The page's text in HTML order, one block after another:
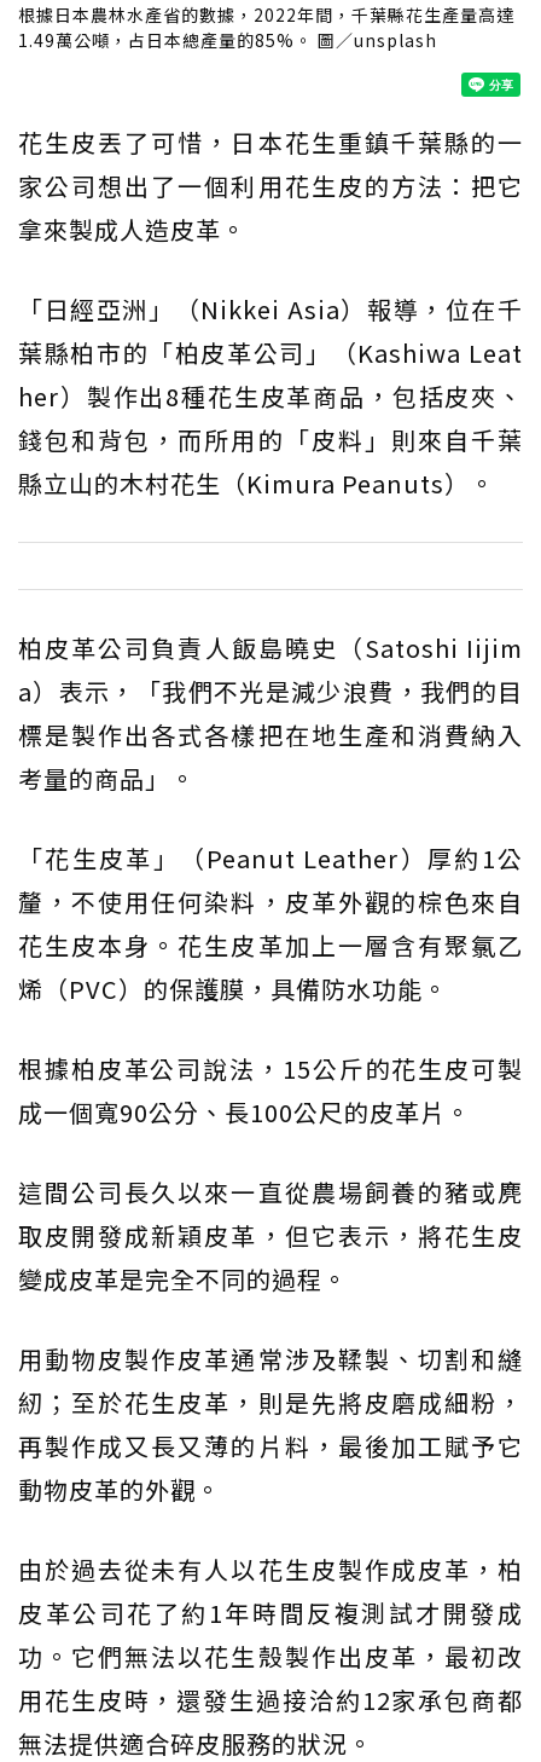
根據日本農林水產省的數據，2022年間，千葉縣花生產量高達
1.49萬公噸，占日本總產量的85%。 圖／unsplash
花生皮丟了可惜，日本花生重鎮千葉縣的一
家公司想出了一個利用花生皮的方法：把它
拿來製成人造皮革。
「日經亞洲」（Nikkei Asia）報導，位在千
葉縣柏市的「柏皮革公司」（Kashiwa Leat
her）製作出8種花生皮革商品，包括皮夾、
錢包和背包，而所用的「皮料」則來自千葉
縣立山的木村花生（Kimura Peanuts）。
柏皮革公司負責人飯島曉史（Satoshi Iijim
a）表示，「我們不光是減少浪費，我們的目
標是製作出各式各樣把在地生產和消費納入
考量的商品」。
「花生皮革」（Peanut Leather）厚約1公
釐，不使用任何染料，皮革外觀的棕色來自
花生皮本身。花生皮革加上一層含有聚氯乙
烯（PVC）的保護膜，具備防水功能。
根據柏皮革公司說法，15公斤的花生皮可製
成一個寬90公分、長100公尺的皮革片。
這間公司長久以來一直從農場飼養的豬或麂
取皮開發成新穎皮革，但它表示，將花生皮
變成皮革是完全不同的過程。
用動物皮製作皮革通常涉及鞣製、切割和縫
紉；至於花生皮革，則是先將皮磨成細粉，
再製作成又長又薄的片料，最後加工賦予它
動物皮革的外觀。
由於過去從未有人以花生皮製作成皮革，柏
皮革公司花了約1年時間反複測試才開發成
功。它們無法以花生殼製作出皮革，最初改
用花生皮時，還發生過接洽約12家承包商都
無法提供適合碎皮服務的狀況。